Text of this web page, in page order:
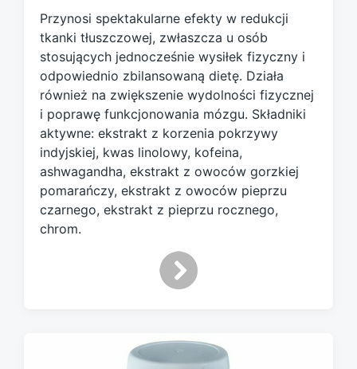
d
w
i
t
h
Przynosi spektakularne efekty w redukcji
tkanki tłuszczowej, zwłaszcza u osób
stosujących jednocześnie wysiłek fizyczny i
odpowiednio zbilansowaną dietę. Działa
również na zwiększenie wydolności fizycznej
i poprawę funkcjonowania mózgu. Składniki
aktywne: ekstrakt z korzenia pokrzywy
indyjskiej, kwas linolowy, kofeina,
ashwagandha, ekstrakt z owoców gorzkiej
pomarańczy, ekstrakt z owoców pieprzu
czarnego, ekstrakt z pieprzu rocznego,
chrom.